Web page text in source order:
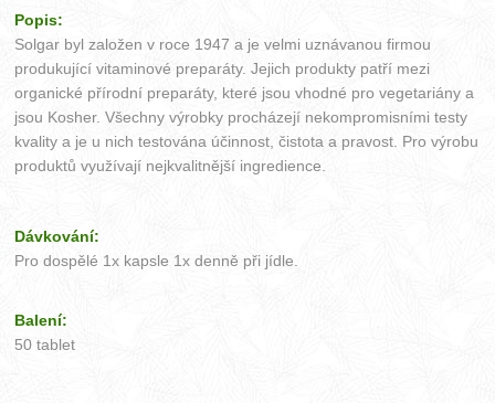
Popis:
Solgar byl založen v roce 1947 a je velmi uznávanou firmou
produkující vitaminové preparáty. Jejich produkty patří mezi
organické přírodní preparáty, které jsou vhodné pro vegetariány a
jsou Kosher. Všechny výrobky procházejí nekompromisními testy
kvality a je u nich testována účinnost, čistota a pravost. Pro výrobu
produktů využívají nejkvalitnější ingredience.
Dávkování:
Pro dospělé 1x kapsle 1x denně při jídle.
Balení:
50 tablet